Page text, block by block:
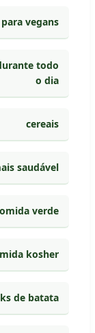
vegans
todo
o dia
cereais
saudável
verde
kosher
de batata